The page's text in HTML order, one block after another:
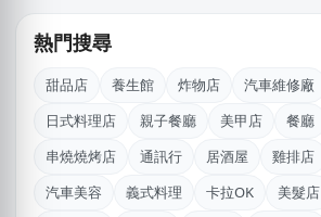
新北市｜預算 10萬~30萬元
淑X
台中市｜預算 10萬~30萬元
陳X豪
台北市｜預算 30萬~50萬元
熱門搜尋
甜品店 養生館 炸物店 汽車維修廠
日式料理店
親子餐廳 美甲店 餐廳
串燒燒烤店
通訊行 居酒屋 雞排店
汽車美容
義式料理 卡拉OK 美髮店